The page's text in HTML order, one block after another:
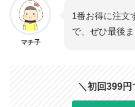
マチ子
1番お得に注文
で、ぜひ最後
＼初回399